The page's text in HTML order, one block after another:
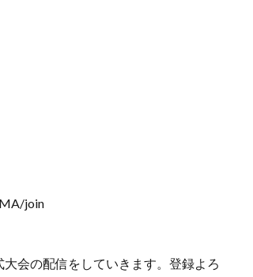
join
会の配信をしていきます。登録よろ